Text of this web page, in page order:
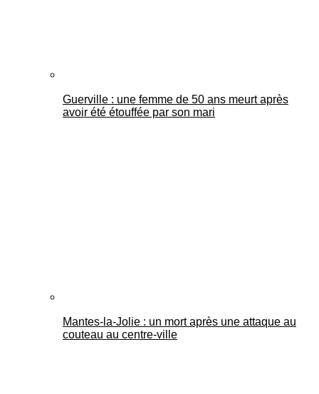
Guerville : une femme de 50 ans meurt après
avoir été étouffée par son mari
Mantes-la-Jolie : un mort après une attaque au
couteau au centre-ville